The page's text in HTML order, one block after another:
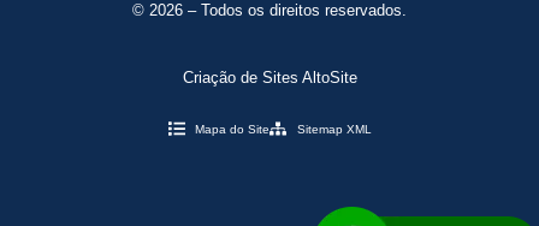
© 2026 – Todos os direitos reservados.
Criação de Sites AltoSite
Mapa do Site Sitemap XML